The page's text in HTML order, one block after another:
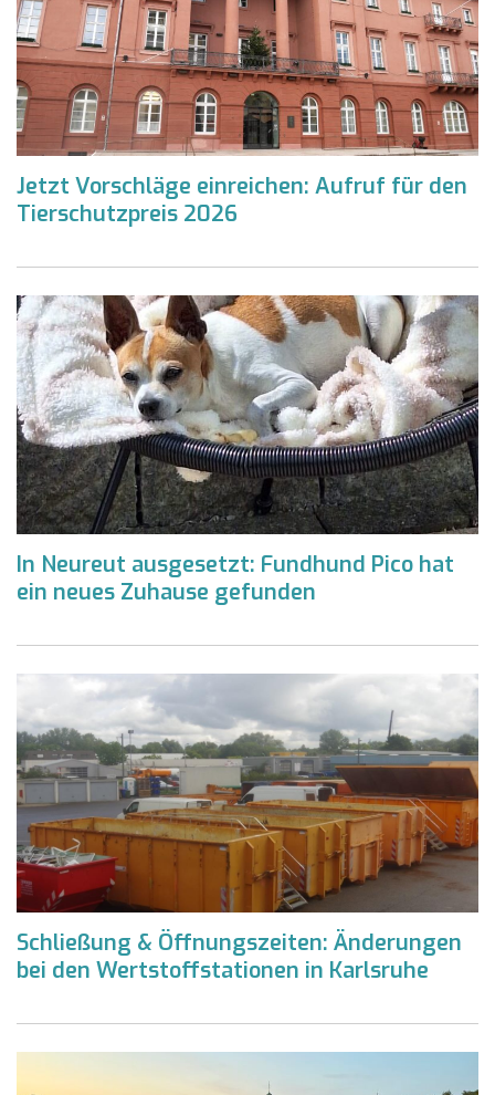
Jetzt Vorschläge einreichen: Aufruf für den
Tierschutzpreis 2026
In Neureut ausgesetzt: Fundhund Pico hat
ein neues Zuhause gefunden
Schließung & Öffnungszeiten: Änderungen
bei den Wertstoffstationen in Karlsruhe